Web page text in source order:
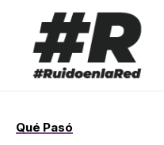
Qué Pasó